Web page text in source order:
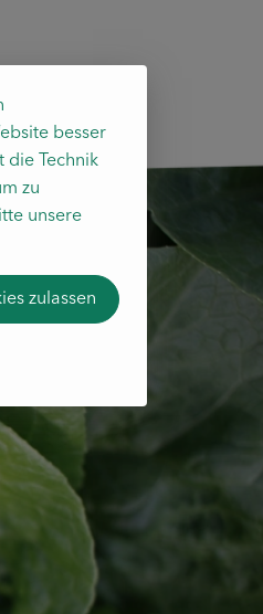
besser
die Technik
zu
unsere
zulassen